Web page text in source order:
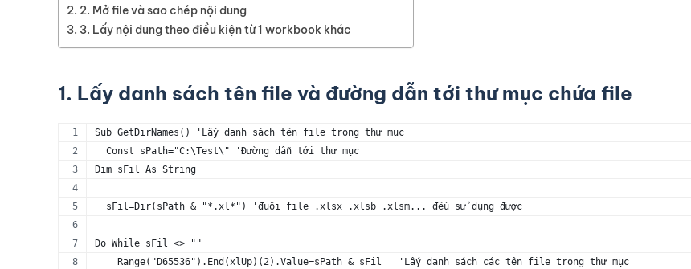
2. Mở file và sao chép nội dung
3. Lấy nội dung theo điều kiện từ 1 workbook khác
1. Lấy danh sách tên file và đường dẫn tới thư mục chứa file
Sub GetDirNames() 'Lấy danh sách tên file trong thư mục
  Const sPath="C:\Test\" 'Đường dẫn tới thư mục
Dim sFil As String
  sFil=Dir(sPath & "*.xl*") 'đuôi file .xlsx .xlsb .xlsm... đều sử dụng được
Do While sFil <> ""
    Range("D65536").End(xlUp)(2).Value=sPath & sFil   'Lấy danh sách các tên file trong thư mục